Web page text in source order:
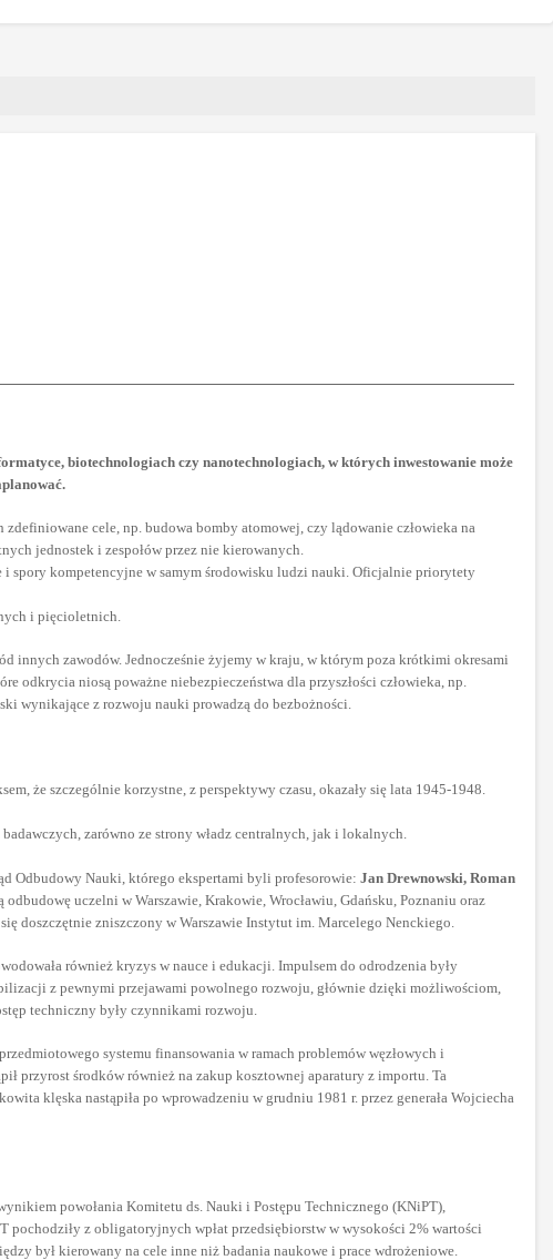
biotechnologiach czy nanotechnologiach, w których inwestowanie może
cele, np. budowa bomby atomowej, czy lądowanie człowieka na
jednostek i zespołów przez nie kierowanych.
i spory kompetencyjne w samym środowisku ludzi nauki. Oficjalnie priorytety
i pięcioletnich.
innych zawodów. Jednocześnie żyjemy w kraju, w którym poza krótkimi okresami
niosą poważne niebezpieczeństwa dla przyszłości człowieka, np.
wynikające z rozwoju nauki prowadzą do bezbożności.
że szczególnie korzystne, z perspektywy czasu, okazały się lata 1945-1948.
zarówno ze strony władz centralnych, jak i lokalnych.
Odbudowy Nauki, którego ekspertami byli profesorowie: Jan Drewnowski, Roman
odbudowę uczelni w Warszawie, Krakowie, Wrocławiu, Gdańsku, Poznaniu oraz
doszczętnie zniszczony w Warszawie Instytut im. Marcelego Nenckiego.
również kryzys w nauce i edukacji. Impulsem do odrodzenia były
z pewnymi przejawami powolnego rozwoju, głównie dzięki możliwościom,
techniczny były czynnikami rozwoju.
systemu finansowania w ramach problemów węzłowych i
przyrost środków również na zakup kosztownej aparatury z importu. Ta
klęska nastąpiła po wprowadzeniu w grudniu 1981 r. przez generała Wojciecha
powołania Komitetu ds. Nauki i Postępu Technicznego (KNiPT),
z obligatoryjnych wpłat przedsiębiorstw w wysokości 2% wartości
był kierowany na cele inne niż badania naukowe i prace wdrożeniowe.